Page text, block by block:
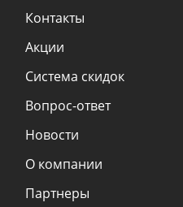
Контакты
Акции
Система скидок
Вопрос-ответ
Новости
О компании
Партнеры